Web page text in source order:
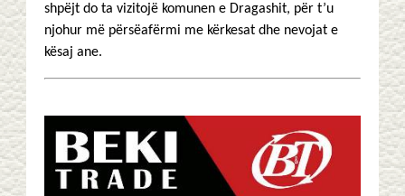
shpëjt do ta vizitojë komunen e Dragashit, për t’u
njohur më përsëafërmi me kërkesat dhe nevojat e
kësaj ane.